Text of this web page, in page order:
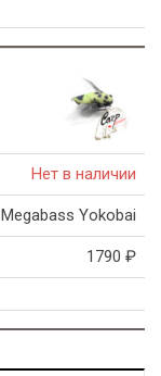
Нет в наличии
Megabass Yokobai
1790 ₽